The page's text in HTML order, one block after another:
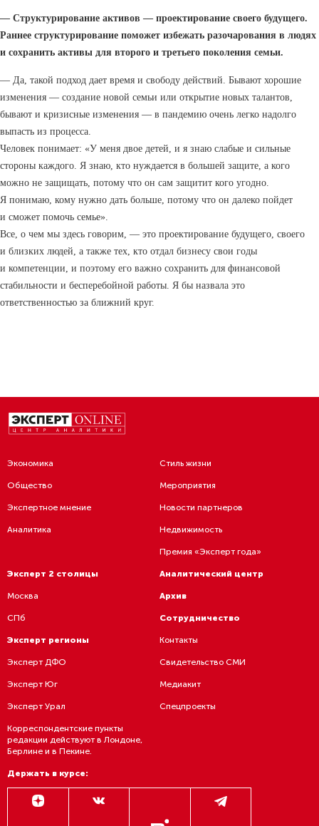
— Структурирование активов — проектирование своего будущего.
Раннее структурирование поможет избежать разочарования в людях
и сохранить активы для второго и третьего поколения семьи.
— Да, такой подход дает время и свободу действий. Бывают хорошие
изменения — создание новой семьи или открытие новых талантов,
бывают и кризисные изменения — в пандемию очень легко надолго
выпасть из процесса.
Человек понимает: «У меня двое детей, и я знаю слабые и сильные
стороны каждого. Я знаю, кто нуждается в большей защите, а кого
можно не защищать, потому что он сам защитит кого угодно.
Я понимаю, кому нужно дать больше, потому что он далеко пойдет
и сможет помочь семье».
Все, о чем мы здесь говорим, — это проектирование будущего, своего
и близких людей, а также тех, кто отдал бизнесу свои годы
и компетенции, и поэтому его важно сохранить для финансовой
стабильности и бесперебойной работы. Я бы назвала это
ответственностью за ближний круг.
К содержанию номера 1 (4) 2021
Экономика
Общество
Экспертное мнение
Аналитика
Стиль жизни
Мероприятия
Новости партнеров
Недвижимость
Премия «Эксперт года»
Эксперт 2 столицы
Москва
СПб
Эксперт регионы
Эксперт ДФО
Эксперт Юг
Эксперт Урал
Корреспондентские пункты
редакции действуют в Лондоне,
Берлине и в Пекине.
Аналитический центр
Архив
Сотрудничество
Контакты
Свидетельство СМИ
Медиакит
Спецпроекты
Держать в курсе: